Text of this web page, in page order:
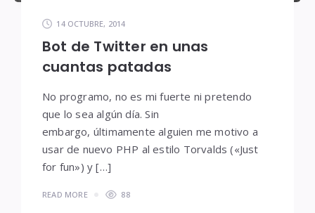
14 OCTUBRE, 2014
Bot de Twitter en unas
cuantas patadas
No programo, no es mi fuerte ni pretendo
que lo sea algún día. Sin
embargo, últimamente alguien me motivo a
usar de nuevo PHP al estilo Torvalds («Just
for fun») y […]
READ MORE 88